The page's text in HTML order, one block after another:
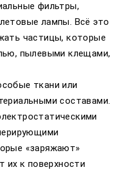
фильтры,
лампы. Всё это
частицы, которые
пылевыми клещами,
ткани или
составами.
«заряжают»
их к поверхности